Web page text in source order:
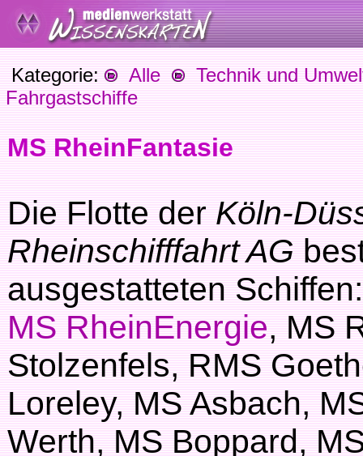
Kategorie: Alle
Technik und
Fahrgastschiffe
MS RheinFantasie
Die Flotte derKöln-
Rheinschifffahrt AG
ausgestatteten Schiffen:
MS RheinEnergie, MS
Stolzenfels, RMS
Loreley, MS Asbach,
Werth, MS Boppard,